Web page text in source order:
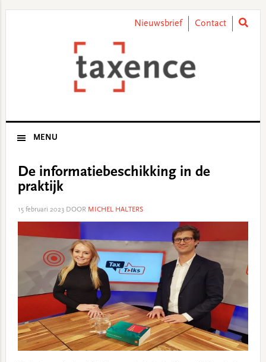
Nieuwsbrief Contact
MENU
De informatiebeschikking in de
praktijk
15 februari 2023DOOR MICHEL HALTERS